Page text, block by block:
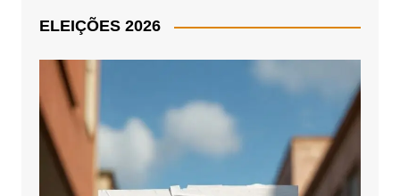
ELEIÇÕES 2026